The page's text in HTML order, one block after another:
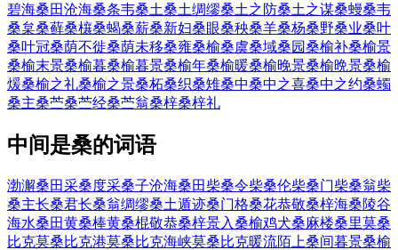
碧海桑田沧海桑条韦桑土桑土绸缪桑土之防桑土之谋桑蟃桑韦
桑枲桑藓桑欀桑蝎桑薪桑新妇桑眼桑秧桑羊桑杨桑野桑业桑叶
桑叶冠桑荫不徙桑荫未移桑雍桑榆桑虞桑域桑园桑榆补桑榆景
桑榆末景桑榆暮桑榆暮景桑榆年桑榆暖桑榆晚景桑榆晩景桑榆
煖桑榆之礼桑榆之景桑柘桑织桑雉桑中桑中之喜桑中之约桑蠋
桑主桑苎桑苎经桑苎翁桑梓桑梓礼
中间是桑的词语
渤澥桑田采桑度采桑子沧海桑田柴桑令柴桑伦柴桑门柴桑翁柴
桑主长桑君长桑翁绸缪桑土遁迹桑门格桑花恭敬桑梓海桑陵谷
海水桑田黄桑棒黄桑棍敬恭桑梓景入桑榆鸡犬桑麻楼桑里莫桑
比克莫桑比克港莫桑比克海峡莫桑比克暖流陌上桑间暮景桑榆